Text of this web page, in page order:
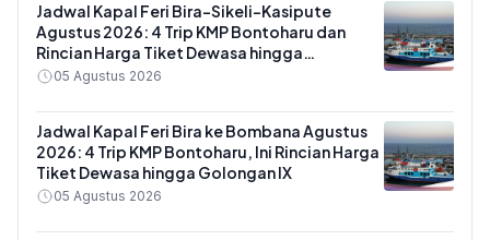
Jadwal Kapal Feri Bira-Sikeli-Kasipute
Agustus 2026: 4 Trip KMP Bontoharu dan
Rincian Harga Tiket Dewasa hingga
Kendaraan Golongan IX
05 Agustus 2026
Jadwal Kapal Feri Bira ke Bombana Agustus
2026: 4 Trip KMP Bontoharu, Ini Rincian Harga
Tiket Dewasa hingga Golongan IX
05 Agustus 2026